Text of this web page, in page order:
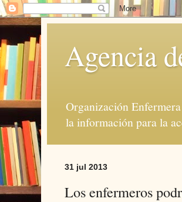
Agencia
Organización
la información para la
31 jul 2013
Los enfermeros